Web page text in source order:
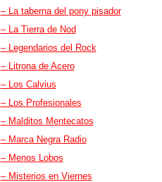
– La taberna del pony pisador
– La Tierra de Nod
– Legendarios del Rock
– Litrona de Acero
– Los Calvius
– Los Profesionales
– Malditos Mentecatos
– Marca Negra Radio
– Menos Lobos
– Misterios en Viernes